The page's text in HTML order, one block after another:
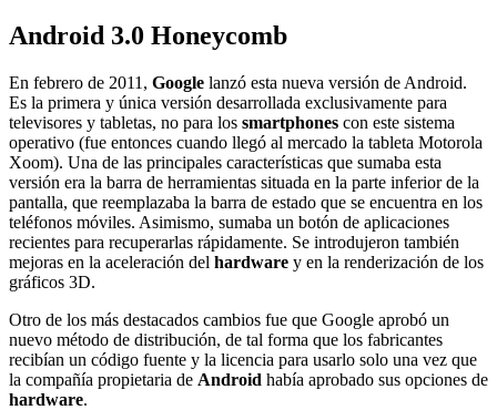
Android 3.0 Honeycomb
En febrero de 2011, Google lanzó esta nueva versión de Android.
Es la primera y única versión desarrollada exclusivamente para
televisores y tabletas, no para los smartphones con este sistema
operativo (fue entonces cuando llegó al mercado la tableta Motorola
Xoom). Una de las principales características que sumaba esta
versión era la barra de herramientas situada en la parte inferior de la
pantalla, que reemplazaba la barra de estado que se encuentra en los
teléfonos móviles. Asimismo, sumaba un botón de aplicaciones
recientes para recuperarlas rápidamente. Se introdujeron también
mejoras en la aceleración del hardware y en la renderización de los
gráficos 3D.
Otro de los más destacados cambios fue que Google aprobó un
nuevo método de distribución, de tal forma que los fabricantes
recibían un código fuente y la licencia para usarlo solo una vez que
la compañía propietaria de Android había aprobado sus opciones de
hardware.